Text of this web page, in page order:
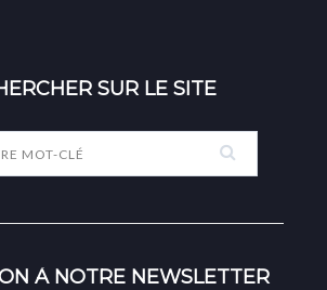
SUR LE SITE
À NOTRE NEWSLETTER